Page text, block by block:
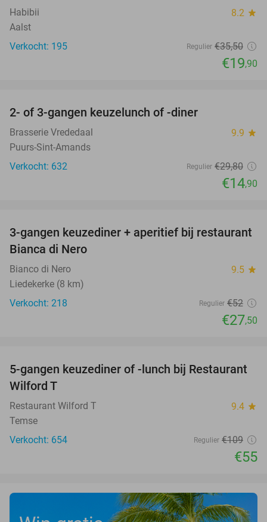
Habibii 8.2 star
Aalst
Verkocht: 195
Regulier €35,50
€19,90
2- of 3-gangen keuzelunch of -diner
Brasserie Vrededaal 9.9 star
Puurs-Sint-Amands
Verkocht: 632
Regulier €29,80
€14,90
47%
3-gangen keuzediner + aperitief bij restaurant
Bianca di Nero
Bianco di Nero 9.5 star
Liedekerke (8 km)
Verkocht: 218
Regulier €52
€27,50
50%
5-gangen keuzediner of -lunch bij Restaurant
Wilford T
Restaurant Wilford T 9.4 star
Temse
Verkocht: 654
Regulier €109
€55